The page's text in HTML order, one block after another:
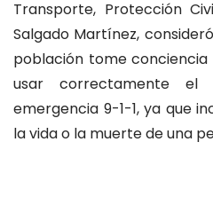
Transporte, Protección
Salgado Martínez,
población tome
usar correctamente
emergencia 9-1-1, ya que
la vida o la muerte de una